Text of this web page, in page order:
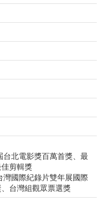
北電影獎百萬首獎、最
剪輯獎
國際紀錄片雙年展國際
台灣組觀眾票選獎